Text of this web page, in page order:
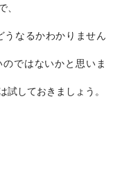
、
うなるかわかりません
ではないかと思いま
試しておきましょう。